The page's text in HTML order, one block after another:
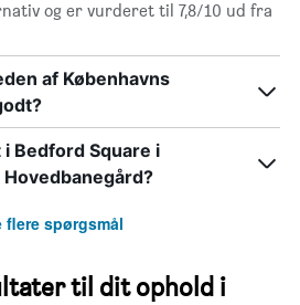
og er vurderet til 7,8/10 ud fra
af Københavns
Bedford Square i
flere spørgsmål
til dit ophold i